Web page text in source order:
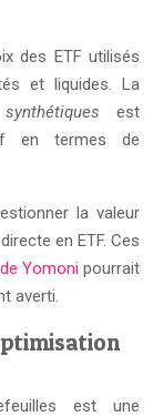
des ETF utilisés
et liquides. La
synthétiques est
en termes de
la valeur
en ETF. Ces
Yomoni pourrait
averti.
est une